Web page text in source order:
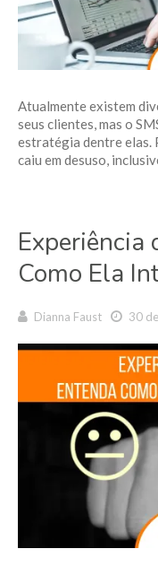
Atualmente existem
seus clientes, mas o
estratégia dentre elas.
caiu em desuso,
Experiência
Como Ela
Dianna Faust 30